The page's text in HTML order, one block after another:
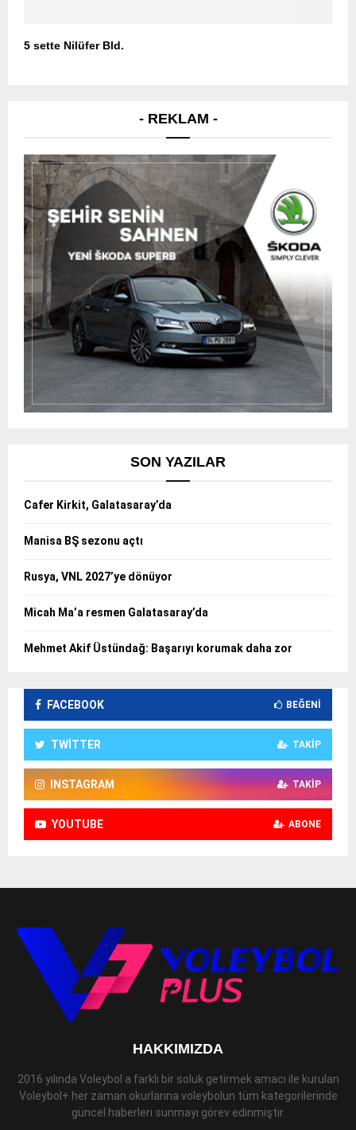
5 sette Nilüfer Bld.
- REKLAM -
SON YAZILAR
Cafer Kirkit, Galatasaray’da
Manisa BŞ sezonu açtı
Rusya, VNL 2027’ye dönüyor
Micah Ma’a resmen Galatasaray’da
Mehmet Akif Üstündağ: Başarıyı korumak daha zor
FACEBOOK BEĞENI
TWITTER TAKIP
INSTAGRAM TAKIP
YOUTUBE ABONE
HAKKIMIZDA
2016 yılında Voleybol a farklı bir soluk getirmek amacı ile kurulan
Voleybol+ her zaman okurlarına voleybolun tüm kategorilerinde
güncel haberleri sunmayı görev edinmiştir.